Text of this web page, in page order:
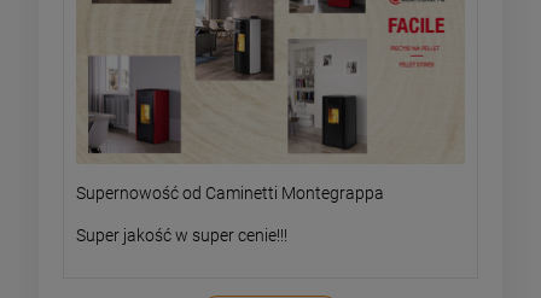
Supernowość od Caminetti Montegrappa
Super jakość w super cenie!!!